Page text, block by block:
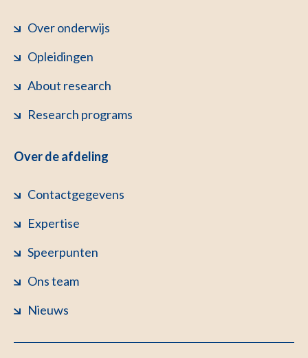
Over onderwijs
Opleidingen
About research
Research programs
Over de afdeling
Contactgegevens
Expertise
Speerpunten
Ons team
Nieuws